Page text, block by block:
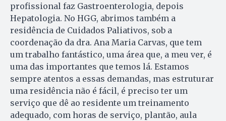
profissional faz Gastroenterologia, depois
Hepatologia. No HGG, abrimos também a
residência de Cuidados Paliativos, sob a
coordenação da dra. Ana Maria Carvas, que tem
um trabalho fantástico, uma área que, a meu ver, é
uma das importantes que temos lá. Estamos
sempre atentos a essas demandas, mas estruturar
uma residência não é fácil, é preciso ter um
serviço que dê ao residente um treinamento
adequado, com horas de serviço, plantão, aula